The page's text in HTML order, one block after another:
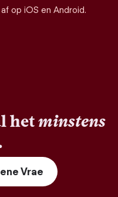
op iOS en Android.
hetminstens
Vrae